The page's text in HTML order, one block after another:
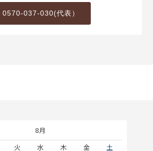
0570-037-030(代表）
8月
火 水 木 金
土